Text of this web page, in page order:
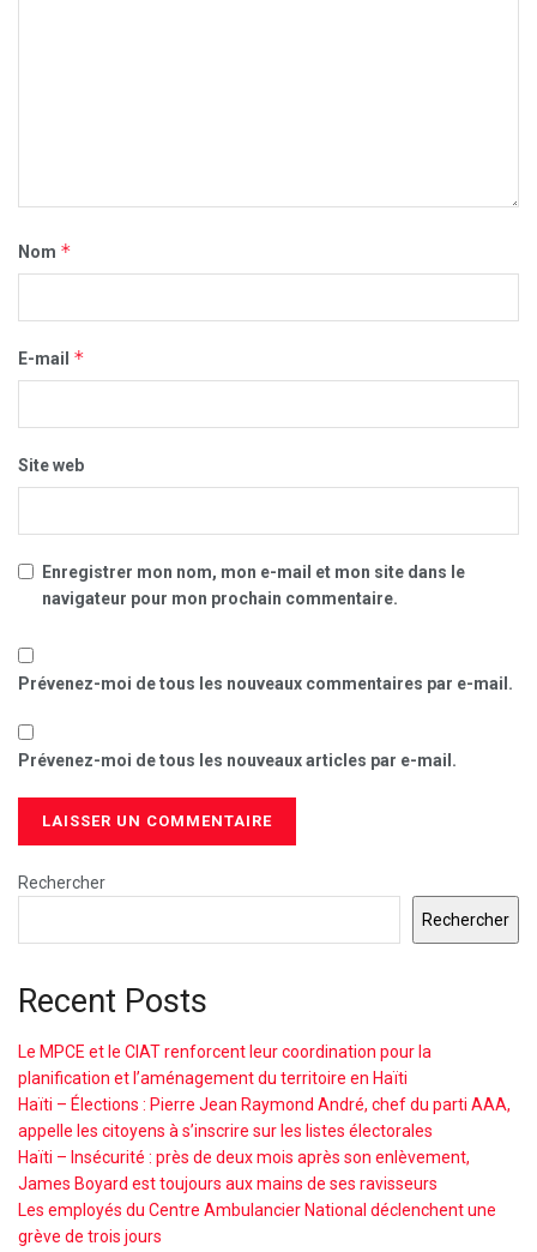
Nom *
E-mail *
Site web
Enregistrer mon nom, mon e-mail et mon site dans le
navigateur pour mon prochain commentaire.
Prévenez-moi de tous les nouveaux commentaires par e-mail.
Prévenez-moi de tous les nouveaux articles par e-mail.
Rechercher
Rechercher
Recent Posts
Le MPCE et le CIAT renforcent leur coordination pour la
planification et l’aménagement du territoire en Haïti
Haïti – Élections : Pierre Jean Raymond André, chef du parti AAA,
appelle les citoyens à s’inscrire sur les listes électorales
Haïti – Insécurité : près de deux mois après son enlèvement,
James Boyard est toujours aux mains de ses ravisseurs
Les employés du Centre Ambulancier National déclenchent une
grève de trois jours